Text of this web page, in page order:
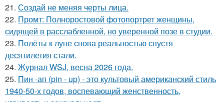
21. Создай не меняя черты лица.
22. Промт: Полноростовой фотопортрет женщины,
сидящей в расслабленной, но уверенной позе в студии.
23. Полёты к луне снова реальностью спустя
десятилетия стали.
24. Журнал WSJ, весна 2026 года.
25. Пин -ап (pin - up) - это культовый американский стиль
1940-50-х годов, воспевающий женственность,